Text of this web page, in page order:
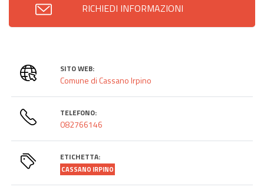
RICHIEDI INFORMAZIONI
SITO WEB:
Comune di Cassano Irpino
TELEFONO:
082766146
ETICHETTA:
CASSANO IRPINO